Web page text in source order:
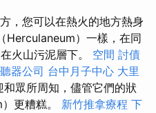
，您可以在熱火的地方熱身
Herculaneum）一樣，在同
火山污泥層下。 空間 討債
器公司 台中月子中心 大里
眾所周知，儘管它們的狀
更糟糕。 新竹推拿療程 下